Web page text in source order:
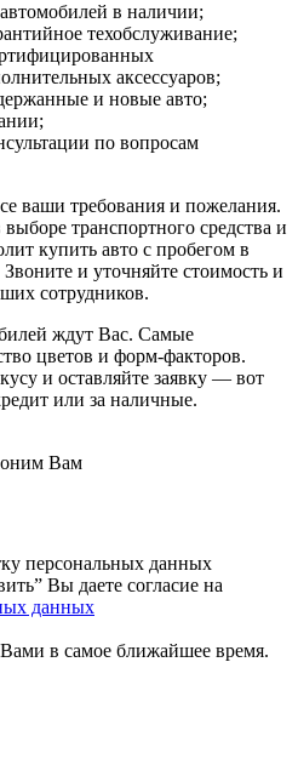
в наличии;
техобслуживание;
аксессуаров;
и новые авто;
по вопросам
ваши требования и пожелания.
транспортного средства и
купить авто с пробегом в
и уточняйте стоимость и
сотрудников.
ждут Вас. Самые
цветов и форм-факторов.
и оставляйте заявку — вот
или за наличные.
Вам
персональных данных
Вы даете согласие на
данных
в самое ближайшее время.